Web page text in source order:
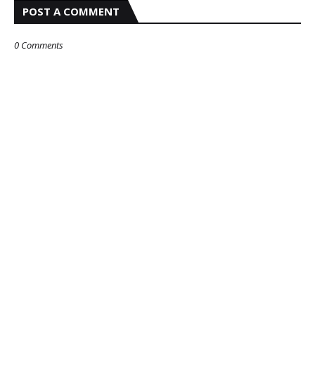
POST A COMMENT
0 Comments